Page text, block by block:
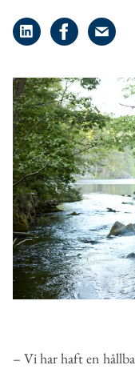
Dela på LinkedIn
Dela påDela
– Vi har haft en